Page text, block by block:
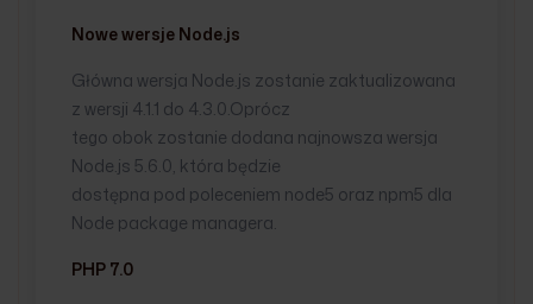
Nowe wersje Node.js
Główna wersja Node.js zostanie zaktualizowana
z wersji 4.1.1 do 4.3.0.Oprócz
tego obok zostanie dodana najnowsza wersja
Node.js 5.6.0, która będzie
dostępna pod poleceniem node5 oraz npm5 dla
Node package managera.
PHP 7.0